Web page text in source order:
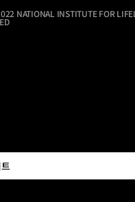
NATIONAL INSTITUTE FOR